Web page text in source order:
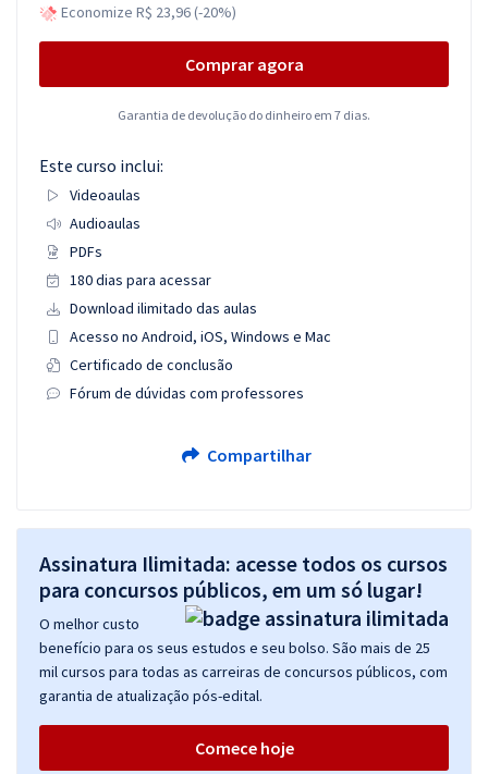
Economize R$ 23,96 (-20%)
Comprar agora
Garantia de devolução do dinheiro em 7 dias.
Este curso inclui:
Videoaulas
Audioaulas
PDFs
180 dias para acessar
Download ilimitado das aulas
Acesso no Android, iOS, Windows e Mac
Certificado de conclusão
Fórum de dúvidas com professores
Compartilhar
Assinatura Ilimitada: acesse todos os cursos
para concursos públicos, em um só lugar!
O melhor custo
benefício para os seus estudos e seu bolso. São mais de 25
mil cursos para todas as carreiras de concursos públicos, com
garantia de atualização pós-edital.
Comece hoje